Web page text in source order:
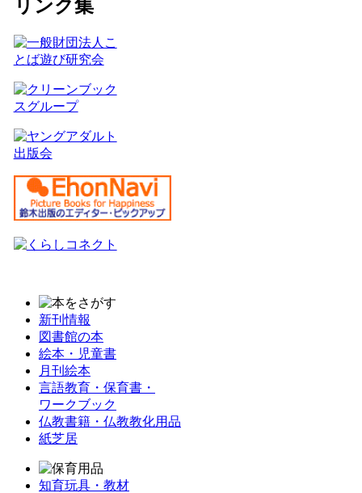
リンク集
新刊情報
図書館の本
絵本・児童書
月刊絵本
言語教育・保育書・
ワークブック
仏教書籍・仏教教化用品
紙芝居
知育玩具・教材